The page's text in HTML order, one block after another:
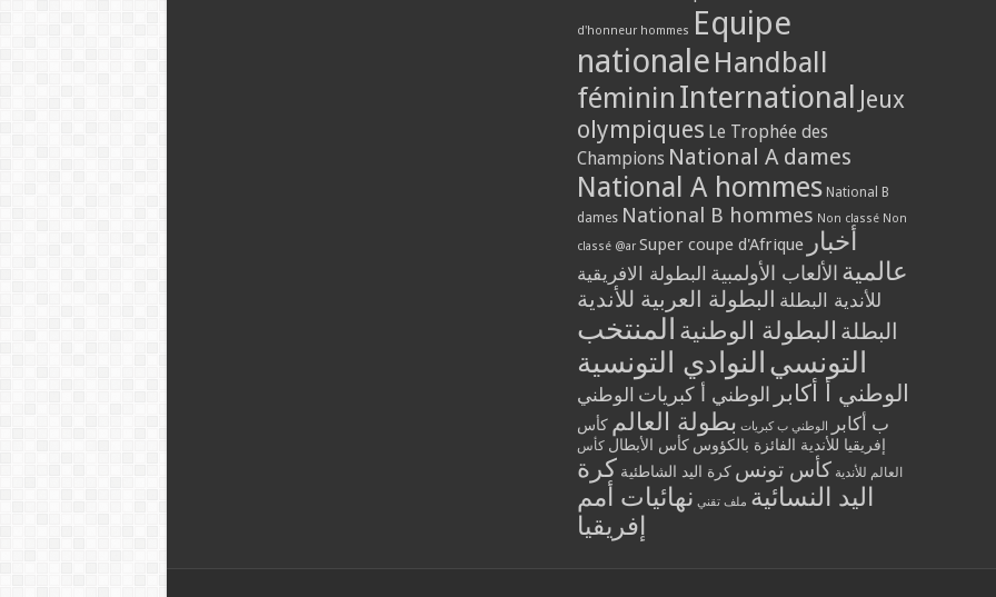
d'honneur hommes Equipe
nationale Handball
féminin International Jeux
olympiques Le Trophée des
Champions National A dames
National A hommes National B
dames National B hommes Non classé Non
classé @ar Super coupe d'Afrique أخبار
عالمية الألعاب الأولمبية البطولة الافريقية
للأندية البطلة البطولة العربية للأندية
البطلة البطولة الوطنية المنتخب
التونسي النوادي التونسية
الوطني أ أكابر الوطني أ كبريات الوطني
ب أكابر
الوطني ب كبريات بطولة العالم كأس
إفريقيا للأندية الفائزة بالكؤوس كأس الأبطال كأس
العالم للأندية كأس تونس كرة اليد الشاطئية كرة
اليد النسائية ملف تقني نهائيات أمم
إفريقيا